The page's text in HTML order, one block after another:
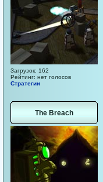
Загрузок: 162
Рейтинг: нет голосов
Стратегии
The Breach